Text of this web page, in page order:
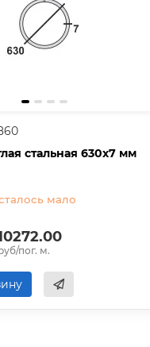
стальная 630х7 мм
мало
пог. м.